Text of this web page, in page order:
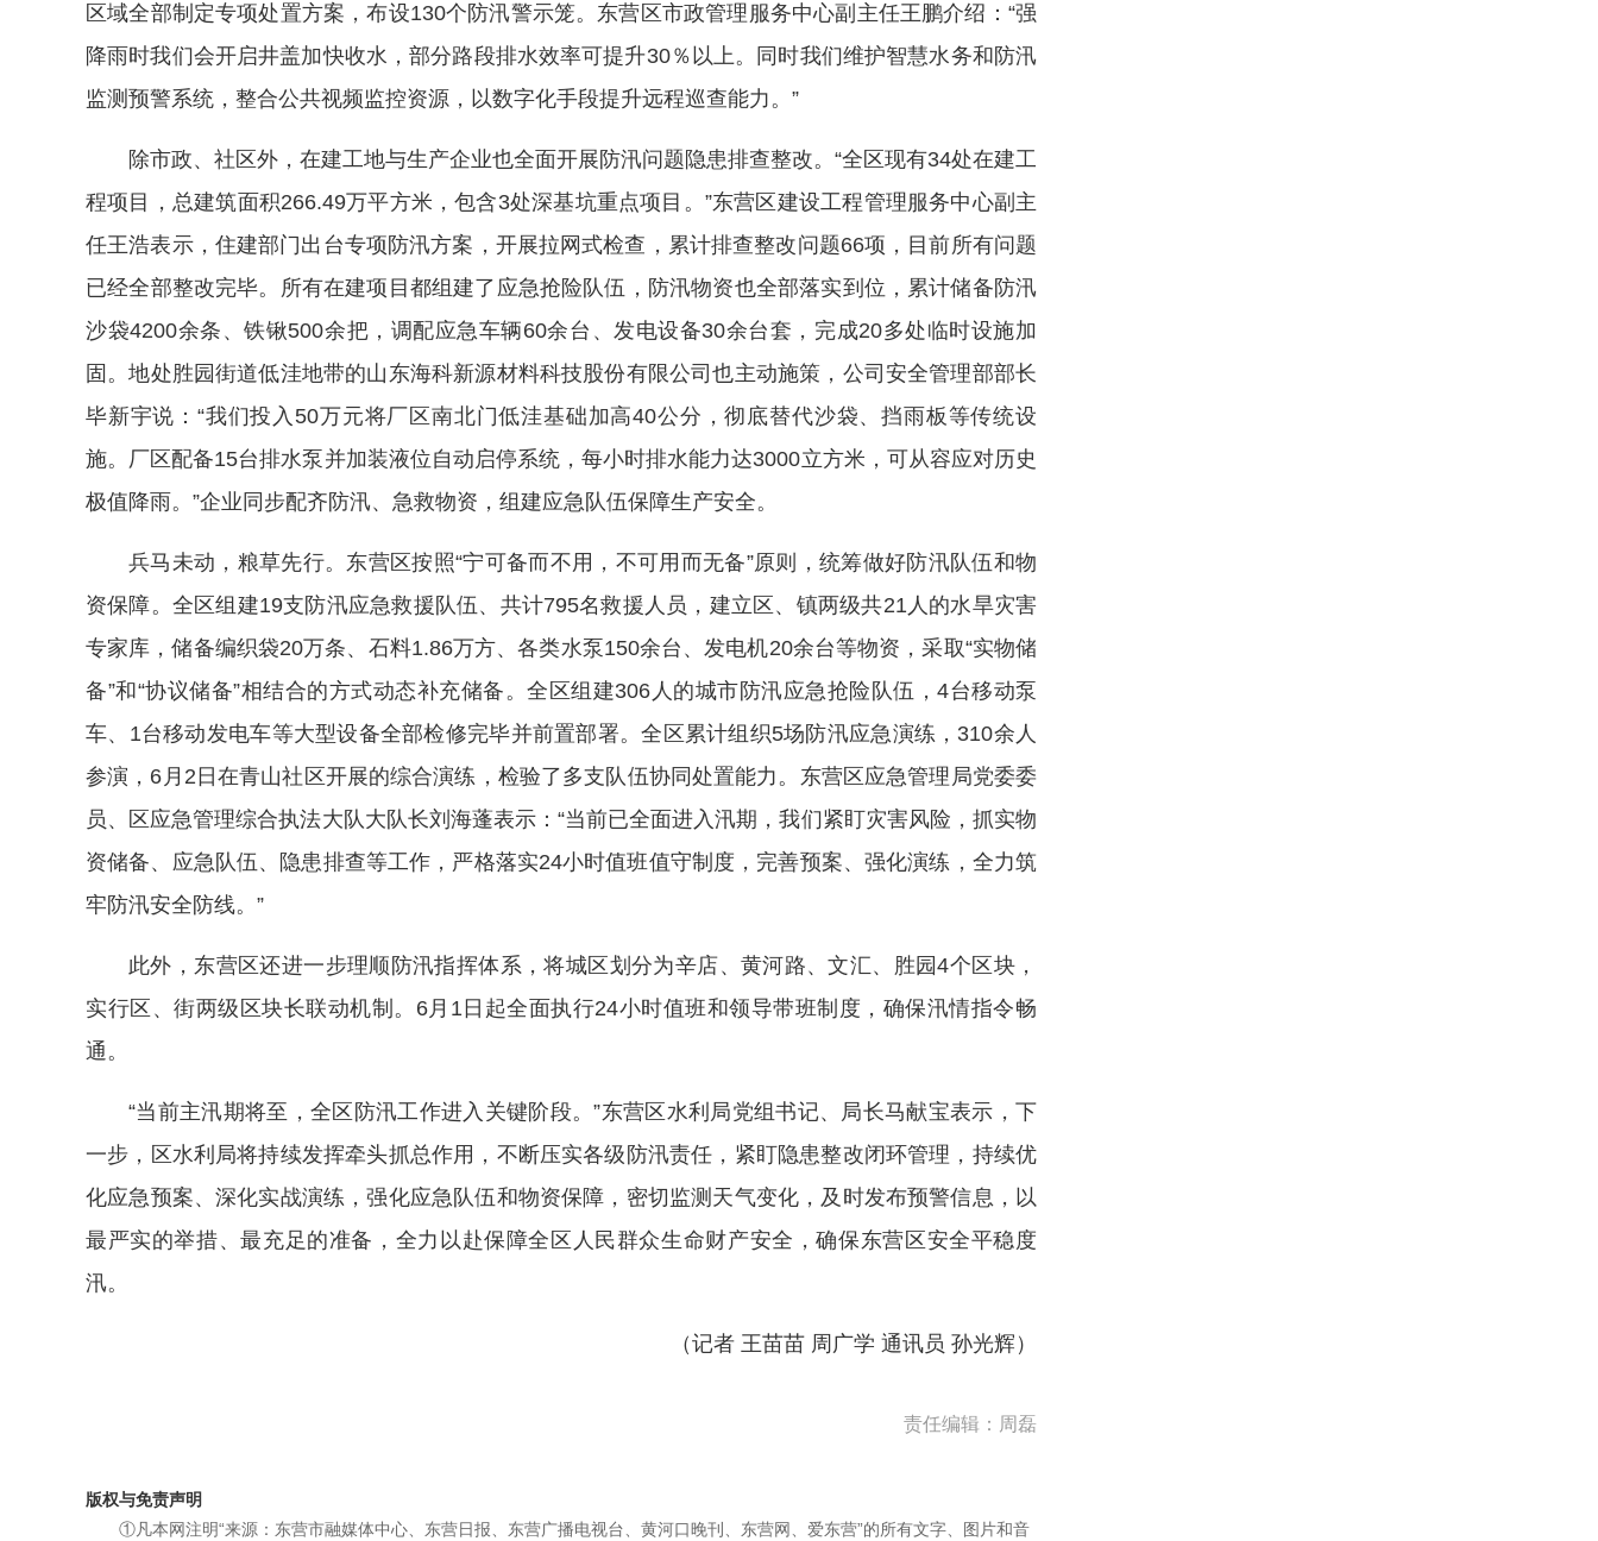
区域全部制定专项处置方案，布设130个防汛警示笼。东营区市政管理服务中心副主任王鹏介绍：“强
降雨时我们会开启井盖加快收水，部分路段排水效率可提升30％以上。同时我们维护智慧水务和防汛
监测预警系统，整合公共视频监控资源，以数字化手段提升远程巡查能力。”
除市政、社区外，在建工地与生产企业也全面开展防汛问题隐患排查整改。“全区现有34处在建工
程项目，总建筑面积266.49万平方米，包含3处深基坑重点项目。”东营区建设工程管理服务中心副主
任王浩表示，住建部门出台专项防汛方案，开展拉网式检查，累计排查整改问题66项，目前所有问题
已经全部整改完毕。所有在建项目都组建了应急抢险队伍，防汛物资也全部落实到位，累计储备防汛
沙袋4200余条、铁锹500余把，调配应急车辆60余台、发电设备30余台套，完成20多处临时设施加
固。地处胜园街道低洼地带的山东海科新源材料科技股份有限公司也主动施策，公司安全管理部部长
毕新宇说：“我们投入50万元将厂区南北门低洼基础加高40公分，彻底替代沙袋、挡雨板等传统设
施。厂区配备15台排水泵并加装液位自动启停系统，每小时排水能力达3000立方米，可从容应对历史
极值降雨。”企业同步配齐防汛、急救物资，组建应急队伍保障生产安全。
兵马未动，粮草先行。东营区按照“宁可备而不用，不可用而无备”原则，统筹做好防汛队伍和物
资保障。全区组建19支防汛应急救援队伍、共计795名救援人员，建立区、镇两级共21人的水旱灾害
专家库，储备编织袋20万条、石料1.86万方、各类水泵150余台、发电机20余台等物资，采取“实物储
备”和“协议储备”相结合的方式动态补充储备。全区组建306人的城市防汛应急抢险队伍，4台移动泵
车、1台移动发电车等大型设备全部检修完毕并前置部署。全区累计组织5场防汛应急演练，310余人
参演，6月2日在青山社区开展的综合演练，检验了多支队伍协同处置能力。东营区应急管理局党委委
员、区应急管理综合执法大队大队长刘海蓬表示：“当前已全面进入汛期，我们紧盯灾害风险，抓实物
资储备、应急队伍、隐患排查等工作，严格落实24小时值班值守制度，完善预案、强化演练，全力筑
牢防汛安全防线。”
此外，东营区还进一步理顺防汛指挥体系，将城区划分为辛店、黄河路、文汇、胜园4个区块，
实行区、街两级区块长联动机制。6月1日起全面执行24小时值班和领导带班制度，确保汛情指令畅
通。
“当前主汛期将至，全区防汛工作进入关键阶段。”东营区水利局党组书记、局长马献宝表示，下
一步，区水利局将持续发挥牵头抓总作用，不断压实各级防汛责任，紧盯隐患整改闭环管理，持续优
化应急预案、深化实战演练，强化应急队伍和物资保障，密切监测天气变化，及时发布预警信息，以
最严实的举措、最充足的准备，全力以赴保障全区人民群众生命财产安全，确保东营区安全平稳度
汛。
（记者 王苗苗 周广学 通讯员 孙光辉）
责任编辑：周磊
版权与免责声明
①凡本网注明“来源：东营市融媒体中心、东营日报、东营广播电视台、黄河口晚刊、东营网、爱东营”的所有文字、图片和音